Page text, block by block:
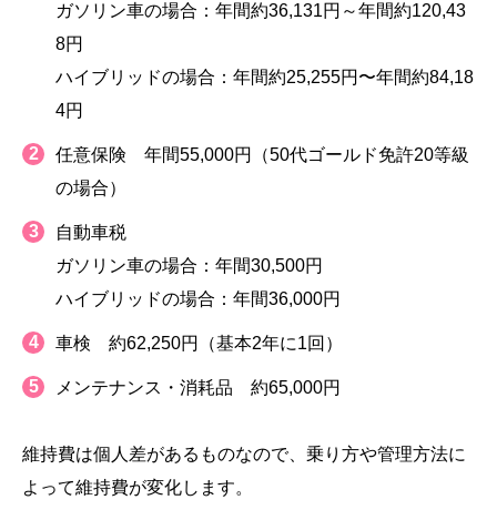
ガソリン車の場合：年間約36,131円～年間約120,43
8円
ハイブリッドの場合：年間約25,255円〜年間約84,18
4円
任意保険 年間55,000円（50代ゴールド免許20等級
の場合）
自動車税
ガソリン車の場合：年間30,500円
ハイブリッドの場合：年間36,000円
車検 約62,250円（基本2年に1回）
メンテナンス・消耗品 約65,000円
維持費は個人差があるものなので、乗り方や管理方法に
よって維持費が変化します。